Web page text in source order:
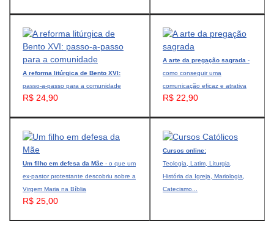
A reforma litúrgica de Bento XVI:
passo-a-passo para a comunidade
R$ 24,90
A arte da pregação sagrada -
como conseguir uma
comunicação eficaz e atrativa
R$ 22,90
Um filho em defesa da Mãe - o que um
ex-pastor protestante descobriu sobre a
Virgem Maria na Bíblia
R$ 25,00
Cursos online:
Teologia, Latim, Liturgia,
História da Igreja, Mariologia,
Catecismo...